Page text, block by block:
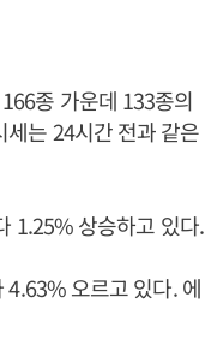
종 가운데 133종의
는 24시간 전과 같은
1.25% 상승하고 있다.
오르고 있다. 에